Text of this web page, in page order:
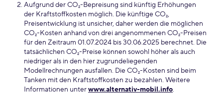
Aufgrund der CO₂-Bepreisung sind künftig Erhöhungen
der Kraftstoffkosten möglich. Die künftige CO₂,
Preisentwicklung ist unsicher, daher werden die möglichen
CO₂-Kosten anhand von drei angenommenen CO₂-Preisen
für den Zeitraum 01.07.2024 bis 30.06.2025 berechnet. Die
tatsächlichen CO₂-Preise können sowohl höher als auch
niedriger als in den hier zugrundeliegenden
Modellrechnungen ausfallen. Die CO₂-Kosten sind beim
Tanken mit den Kraftstoffkosten zu bezahlen. Weitere
Informationen unterwww.alternativ-mobil.info.